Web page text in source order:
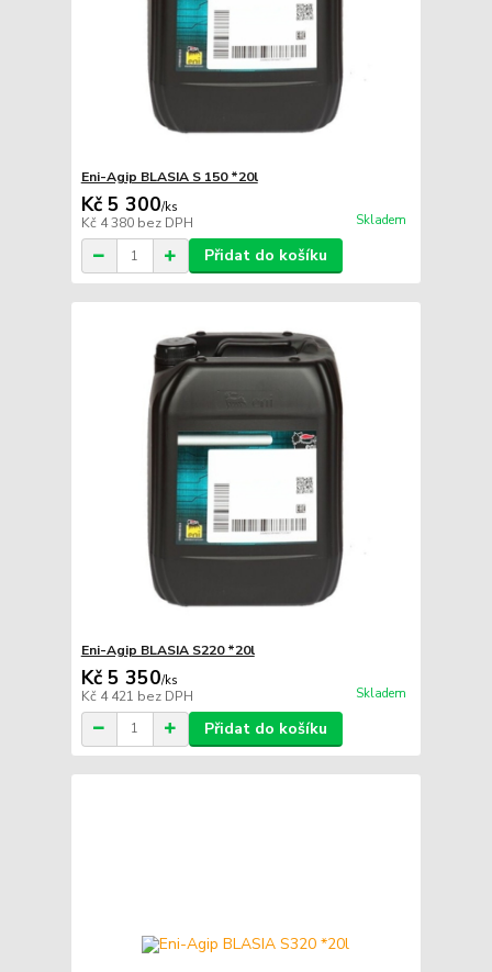
Eni-Agip BLASIA S 150 *20l
Kč 5 300/ks
Kč 4 380 bez DPH Skladem
Přidat do košíku
Eni-Agip BLASIA S220 *20l
Kč 5 350/ks
Kč 4 421 bez DPH Skladem
Přidat do košíku